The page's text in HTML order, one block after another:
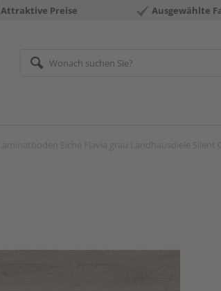
Attraktive Preise Ausgewählte